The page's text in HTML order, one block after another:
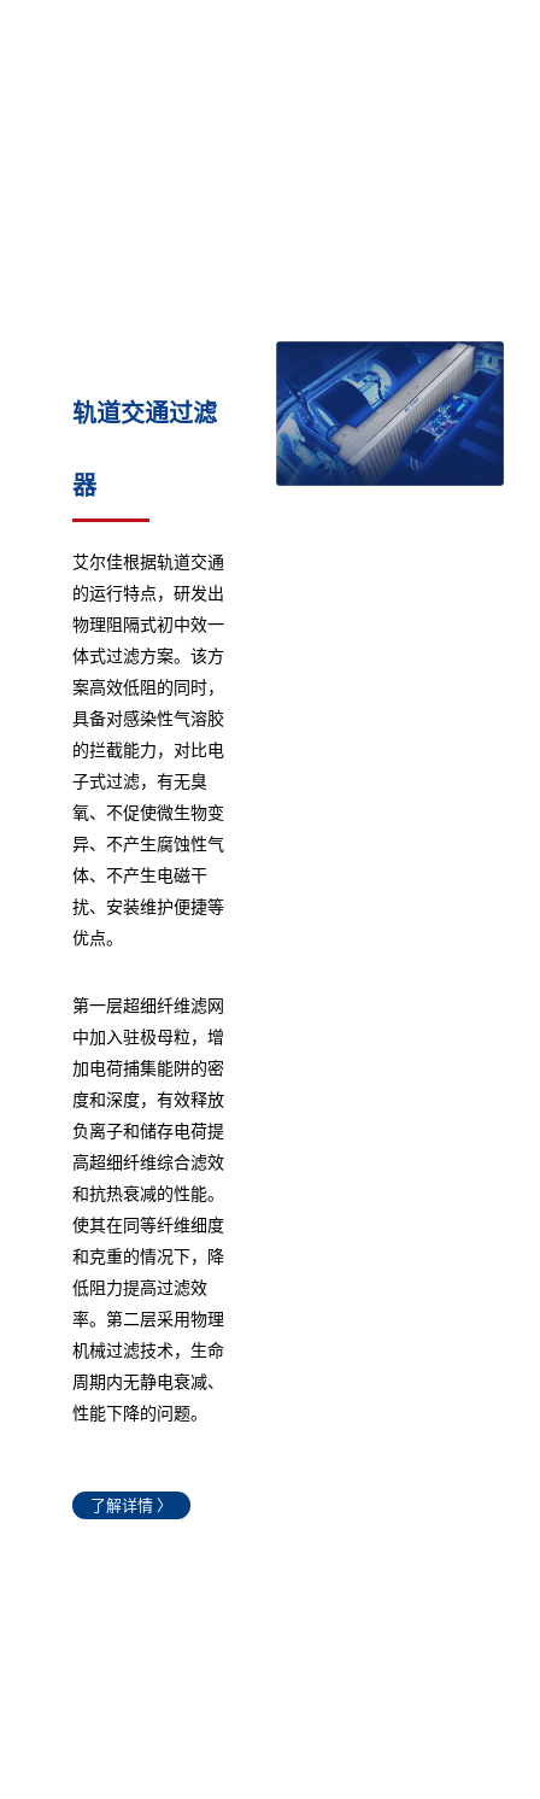
轨道交通过滤
器
艾尔佳根据轨道交通
的运行特点，研发出
物理阻隔式初中效一
体式过滤方案。该方
案高效低阻的同时，
具备对感染性气溶胶
的拦截能力，对比电
子式过滤，有无臭
氧、不促使微生物变
异、不产生腐蚀性气
体、不产生电磁干
扰、安装维护便捷等
优点。
第一层超细纤维滤网
中加入驻极母粒，增
加电荷捕集能阱的密
度和深度，有效释放
负离子和储存电荷提
高超细纤维综合滤效
和抗热衰减的性能。
使其在同等纤维细度
和克重的情况下，降
低阻力提高过滤效
率。第二层采用物理
机械过滤技术，生命
周期内无静电衰减、
性能下降的问题。
了解详情 〉